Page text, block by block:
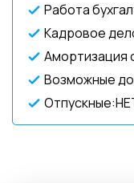
Работа
Кадровое
Амортизация
Возможные